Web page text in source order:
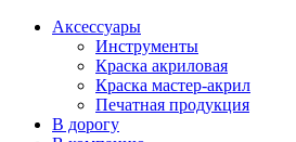
Аксессуары
Инструменты
Краска акриловая
Краска мастер-акрил
Печатная продукция
В дорогу